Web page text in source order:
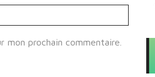
prochain commentaire.